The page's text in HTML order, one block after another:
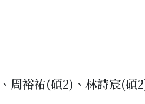
周裕祐(碩2)、林詩宸(碩